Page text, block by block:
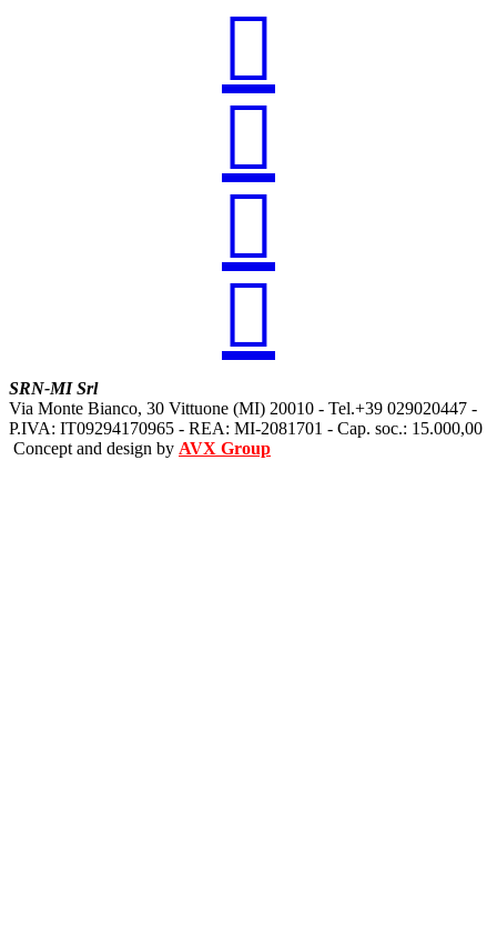




SRN-MI Srl
Via Monte Bianco, 30 Vittuone (MI) 20010 - Tel.+39 029020447 -
P.IVA: IT09294170965 - REA: MI-2081701 - Cap. soc.: 15.000,00
Concept and design by AVX Group